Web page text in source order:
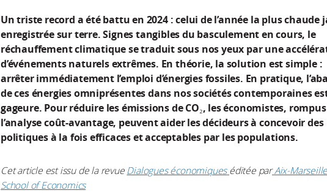
Un triste record a été battu en 2024 : celui de l’année la plus chaude
enregistrée sur terre. Signes tangibles du basculement en cours, le
réchauffement climatique se traduit sous nos yeux par une
d’événements naturels extrêmes. En théorie, la solution est simple :
arrêter immédiatement l’emploi d’énergies fossiles. En pratique,
de ces énergies omniprésentes dans nos sociétés contemporaines
gageure. Pour réduire les émissions de CO₂, les économistes,
l’analyse coût-avantage, peuvent aider les décideurs à concevoir des
politiques à la fois efficaces et acceptables par les populations.
Cet article est issu de la revue Dialogues économiques éditée parAix-Marseille
School of Economics